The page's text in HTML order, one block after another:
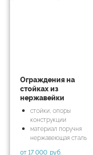
Ограждения на
стойках из
нержавейки
стойки, опоры
конструкции
материал поручня
нержавеющая сталь
от 17 000 руб.